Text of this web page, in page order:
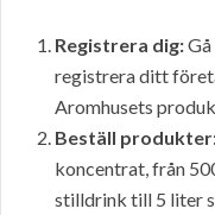
Registrera dig:
registrera ditt
Aromhusets
Beställ
koncentrat, från
stilldrink till 5 liter